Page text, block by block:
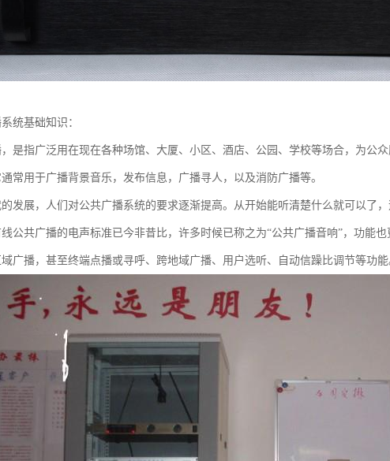
统基础知识：
是指广泛用在现在各种场馆、大厦、小区、酒店、公园、学校等场合，为公
常用于广播背景音乐，发布信息，广播寻人，以及消防广播等。
发展，人们对公共广播系统的要求逐渐提高。从开始能听清楚什么就可以了
公共广播的电声标准已今非昔比，许多时候已称之为“公共广播音响”，功能
广播，甚至终端点播或寻呼、跨地域广播、用户选听、自动信躁比调节等功能